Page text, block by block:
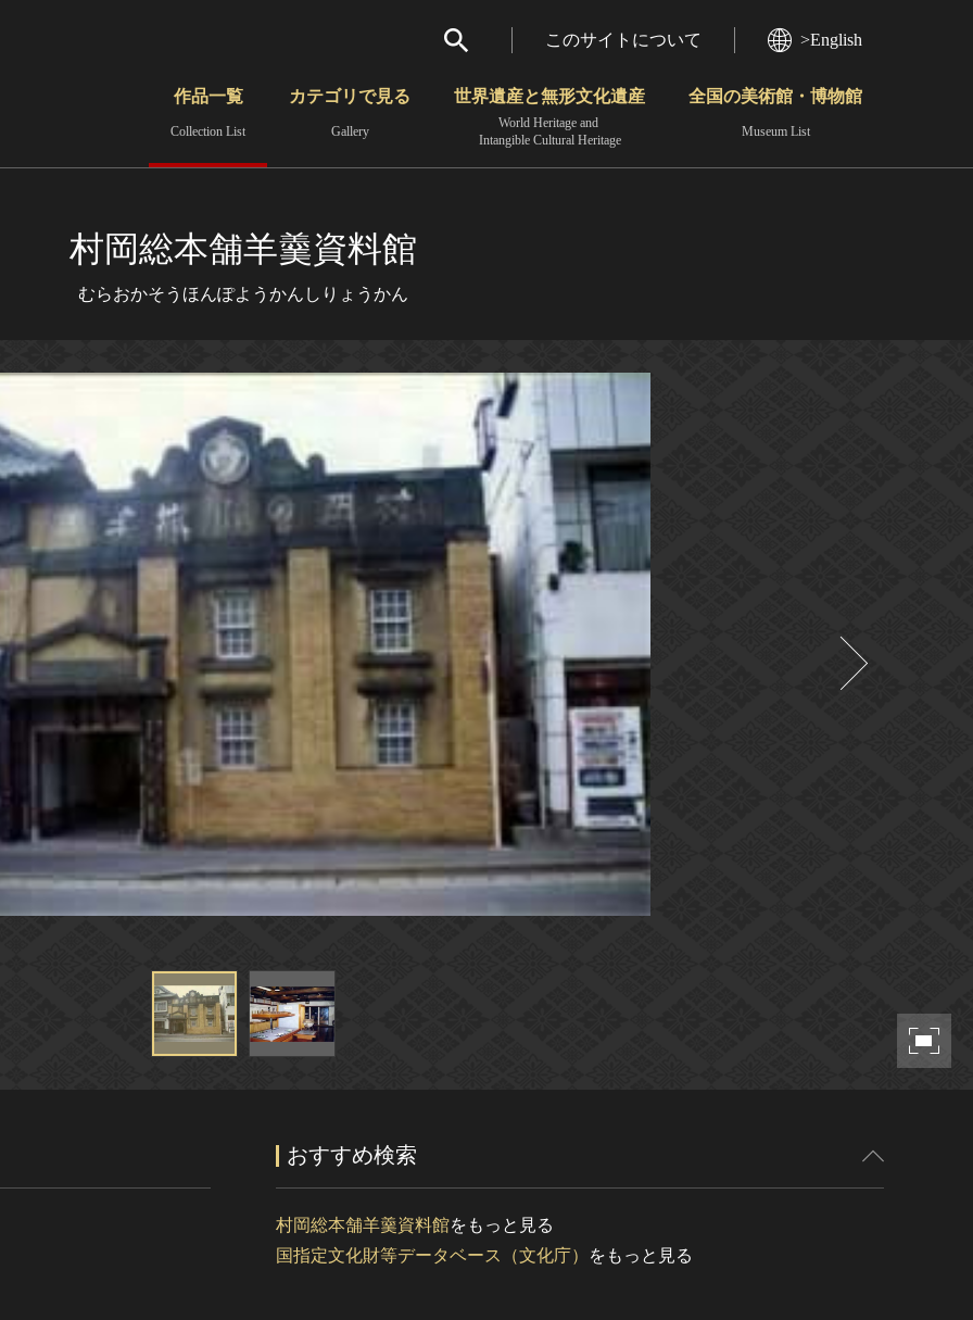
さらに詳細検索
このサイトについて >English
作品一覧
Collection List
カテゴリで見る
Gallery
世界遺産と無形文化遺産
World Heritage and
Intangible Cultural Heritage
全国の美術館・博物館
Museum List
村岡総本舗羊羹資料館
むらおかそうほんぽようかんしりょうかん
おすすめ検索
村岡総本舗羊羹資料館をもっと見る
国指定文化財等データベース（文化庁）
をもっと見る